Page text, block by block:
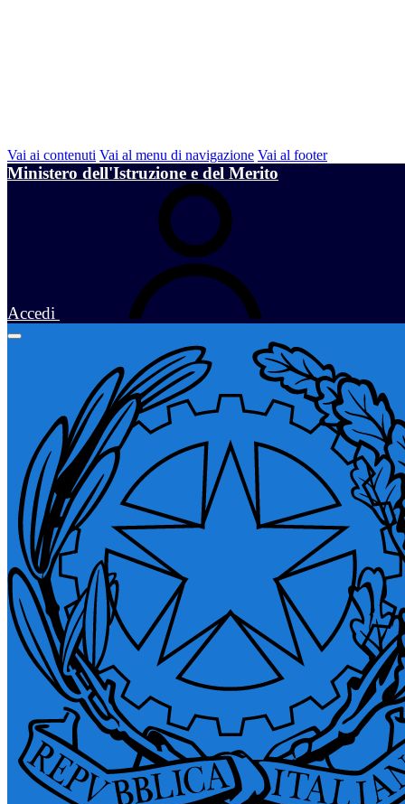
Vai ai contenuti Vai al menu di navigazione Vai al footer
Ministero dell'Istruzione e del Merito
Accedi